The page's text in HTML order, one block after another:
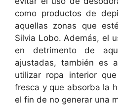
como productos de
aquellas zonas que
Silvia Lobo. Además, el
en detrimento de
ajustadas, también es
utilizar ropa interior
fresca y que absorba la
el fin de no generar una